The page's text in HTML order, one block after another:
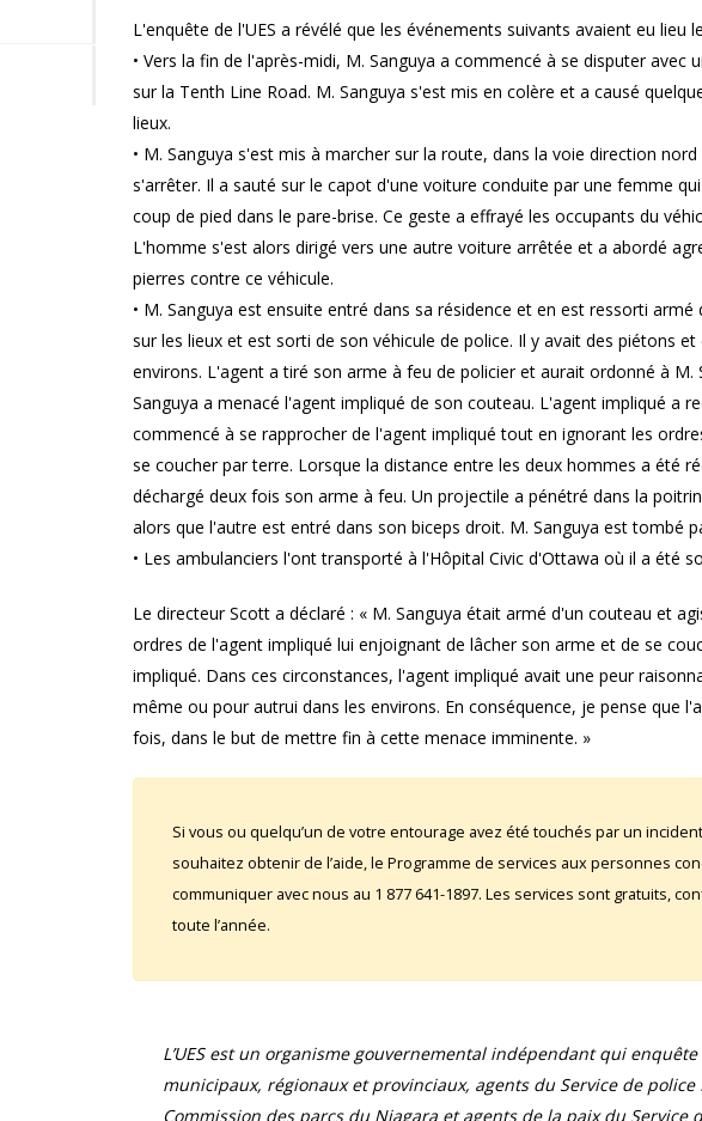
L'enquête de l'UES a révélé que les événements suivants avaient eu lieu
• Vers la fin de l'après-midi, M. Sanguya a commencé à se disputer
sur la Tenth Line Road. M. Sanguya s'est mis en colère et a causé
lieux.
• M. Sanguya s'est mis à marcher sur la route, dans la voie direction
s'arrêter. Il a sauté sur le capot d'une voiture conduite par une femme
coup de pied dans le pare-brise. Ce geste a effrayé les occupants du
L'homme s'est alors dirigé vers une autre voiture arrêtée et a abordé
pierres contre ce véhicule.
• M. Sanguya est ensuite entré dans sa résidence et en est ressorti
sur les lieux et est sorti de son véhicule de police. Il y avait des piétons
environs. L'agent a tiré son arme à feu de policier et aurait ordonné à M.
Sanguya a menacé l'agent impliqué de son couteau. L'agent impliqué a
commencé à se rapprocher de l'agent impliqué tout en ignorant les
se coucher par terre. Lorsque la distance entre les deux hommes a été
déchargé deux fois son arme à feu. Un projectile a pénétré dans la
alors que l'autre est entré dans son biceps droit. M. Sanguya est tombé
• Les ambulanciers l'ont transporté à l'Hôpital Civic d'Ottawa où il a été
Le directeur Scott a déclaré : « M. Sanguya était armé d'un couteau et
ordres de l'agent impliqué lui enjoignant de lâcher son arme et de se
impliqué. Dans ces circonstances, l'agent impliqué avait une peur
même ou pour autrui dans les environs. En conséquence, je pense que
fois, dans le but de mettre fin à cette menace imminente. »
Si vous ou quelqu’un de votre entourage avez été touchés par un
souhaitez obtenir de l’aide, le Programme de services aux personnes
communiquer avec nous au 1 877 641-1897. Les services sont gratuits,
toute l’année.
L’UES est un organisme gouvernemental indépendant qui
municipaux, régionaux et provinciaux, agents du Service de
Commission des parcs du Niagara et agents de la paix du Service